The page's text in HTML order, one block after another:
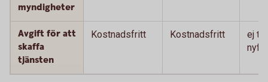
myndigheter
Avgift för att
skaffa
tjänsten
Kostnadsfritt Kostnadsfritt
ej till